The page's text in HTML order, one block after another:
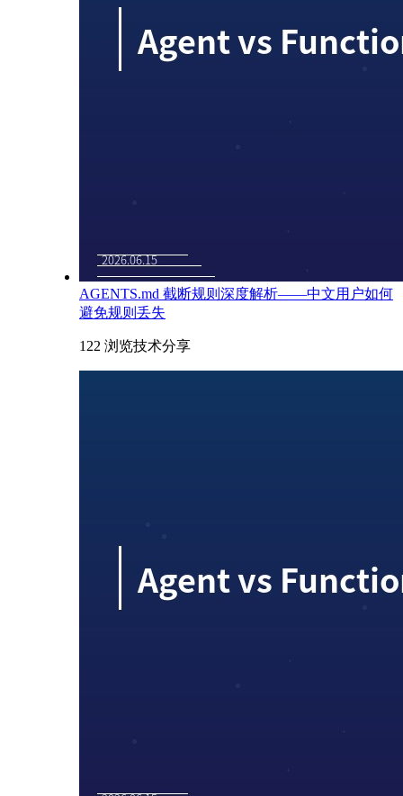
AGENTS.md 截断规则深度解析——中文用户如何
避免规则丢失
122 浏览技术分享